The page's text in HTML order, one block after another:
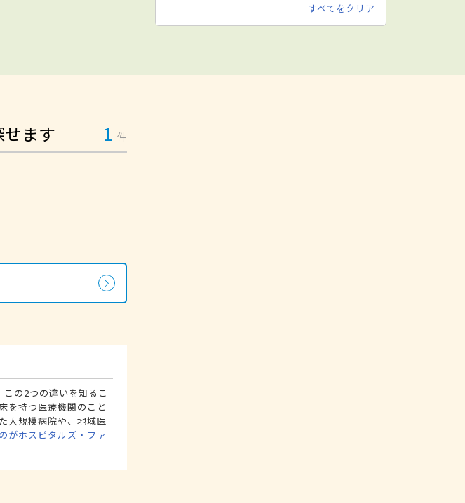
すべてをクリア
ます 1 件
の2つの違いを知るこ
を持つ医療機関のこと
大規模病院や、地域医
がホスピタルズ・ファ